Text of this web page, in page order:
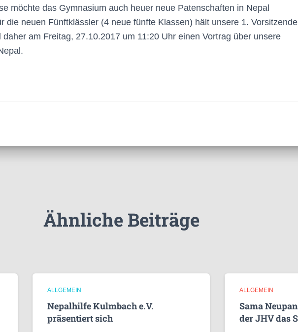
möchte das Gymnasium auch heuer neue Patenschaften in Nepal
die neuen Fünftklässler (4 neue fünfte Klassen) hält unsere 1. Vorsitzende
daher am Freitag, 27.10.2017 um 11:20 Uhr einen Vortrag über unsere
Ähnliche Beiträge
ALLGEMEIN
Nepalhilfe Kulmbach e.V.
präsentiert sich
ALLGEMEIN
Sama
der JHV das